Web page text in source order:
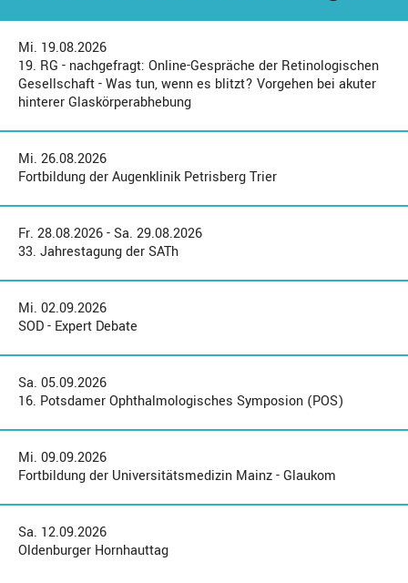
Mi. 19.08.2026
19. RG - nachgefragt: Online-Gespräche der Retinologischen
Gesellschaft - Was tun, wenn es blitzt? Vorgehen bei akuter
hinterer Glaskörperabhebung
Mi. 26.08.2026
Fortbildung der Augenklinik Petrisberg Trier
Fr. 28.08.2026 - Sa. 29.08.2026
33. Jahrestagung der SATh
Mi. 02.09.2026
SOD - Expert Debate
Sa. 05.09.2026
16. Potsdamer Ophthalmologisches Symposion (POS)
Mi. 09.09.2026
Fortbildung der Universitätsmedizin Mainz - Glaukom
Sa. 12.09.2026
Oldenburger Hornhauttag